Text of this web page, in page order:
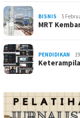
BISNIS 5
MRT
PENDIDIKAN